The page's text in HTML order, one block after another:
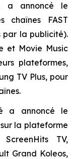
a annoncé le
chaînes FAST
par la publicité).
et Movie Music
plateformes,
TV Plus, pour
a annoncé le
la plateforme
TV,
Grand Koleos,